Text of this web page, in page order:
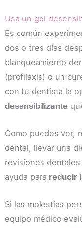
Usa un gel
Es común
dos o tres días
blanqueamiento
(profilaxis) o un
con tu dentista la
desensibilizante
Como puedes ver,
dental, llevar una
revisiones
ayuda para reducir
Si las molestias
equipo médico